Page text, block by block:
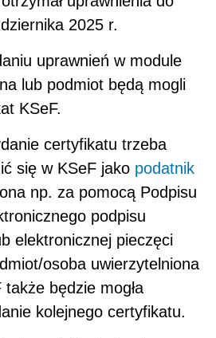
2025 r.
uprawnień w module
lub podmiot będą mogli
KSeF.
certyfikatu trzeba
się w KSeF jako podatnik
np. za pomocą Podpisu
podpisu
elektronicznej pieczęci
osoba uwierzytelniona
będzie mogła
kolejnego certyfikatu.